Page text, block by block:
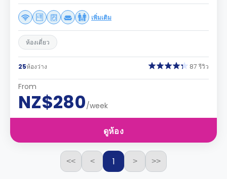
เพิ่มเติม
ห้องเดี่ยว
25ห้องว่าง 87 รีวิว
From
NZ$280/week
ดูห้อง
<< < 1 > >>